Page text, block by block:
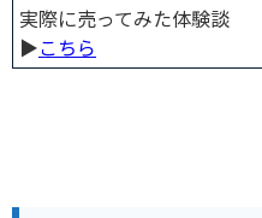
実際に売ってみた体験談
▶︎こちら